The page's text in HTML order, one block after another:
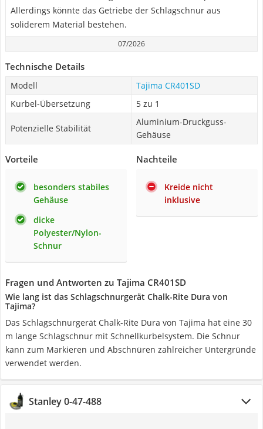
Allerdings könnte das Getriebe der Schlagschnur aus
soliderem Material bestehen.
07/2026
Technische Details
Modell
Tajima CR401SD
Kurbel-Übersetzung
5 zu 1
Potenzielle Stabilität
Aluminium-Druckguss-
Gehäuse
Vorteile
besonders stabiles
Gehäuse
dicke
Polyester/Nylon-
Schnur
Nachteile
Kreide nicht
inklusive
Fragen und Antworten zu Tajima CR401SD
Wie lang ist das Schlagschnurgerät Chalk-Rite Dura von
Tajima?
Das Schlagschnurgerät Chalk-Rite Dura von Tajima hat eine 30
m lange Schlagschnur mit Schnellkurbelsystem. Die Schnur
kann zum Markieren und Abschnüren zahlreicher Untergründe
verwendet werden.
Stanley 0-47-488